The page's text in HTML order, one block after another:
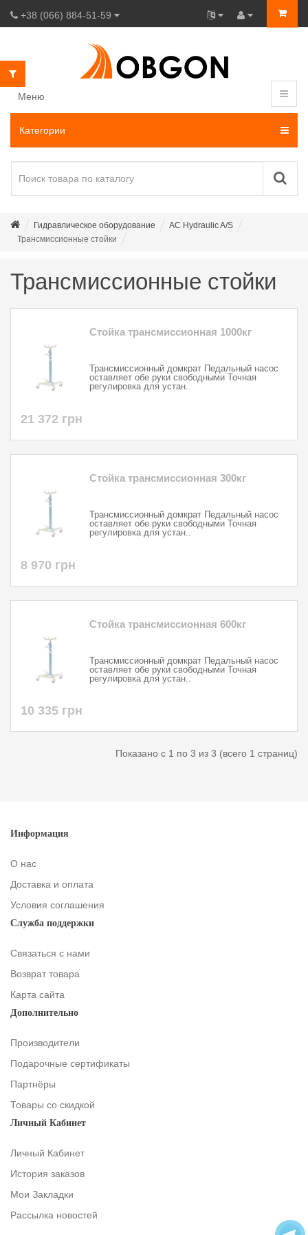
+38 (066) 884-51-59
Меню
Категории
Гидравлическое оборудование
AC Hydraulic A/S
Трансмиссионные стойки
Трансмиссионные стойки
Стойка трансмиссионная 1000кг
Трансмиссионный домкрат Педальный насос
оставляет обе руки свободными Точная
регулировка для устан..
21 372 грн
Стойка трансмиссионная 300кг
Трансмиссионный домкрат Педальный насос
оставляет обе руки свободными Точная
регулировка для устан..
8 970 грн
Стойка трансмиссионная 600кг
Трансмиссионный домкрат Педальный насос
оставляет обе руки свободными Точная
регулировка для устан..
10 335 грн
Показано с 1 по 3 из 3 (всего 1 страниц)
Информация
О нас
Доставка и оплата
Условия соглашения
Служба поддержки
Связаться с нами
Возврат товара
Карта сайта
Дополнительно
Производители
Подарочные сертификаты
Партнёры
Товары со скидкой
Личный Кабинет
Личный Кабинет
История заказов
Мои Закладки
Рассылка новостей